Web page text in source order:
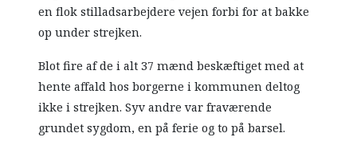
en flok stilladsarbejdere vejen forbi for at bakke
op under strejken.
Blot fire af de i alt 37 mænd beskæftiget med at
hente affald hos borgerne i kommunen deltog
ikke i strejken. Syv andre var fraværende
grundet sygdom, en på ferie og to på barsel.